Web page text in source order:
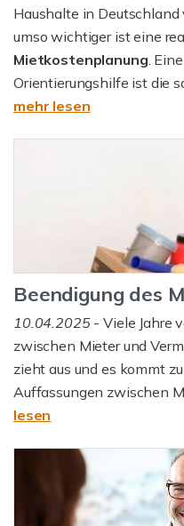
Haushalte in Deutschland
umso wichtiger ist eine
Mietkostenplanung.
Orientierungshilfe ist die
mehr lesen
Beendigung des
10.04.2025- Viele Jahre
zwischen Mieter und
zieht aus und es kommt
Auffassungen zwischen
lesen